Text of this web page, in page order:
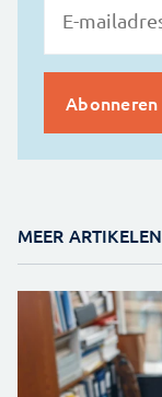
MEER ARTIKELEN